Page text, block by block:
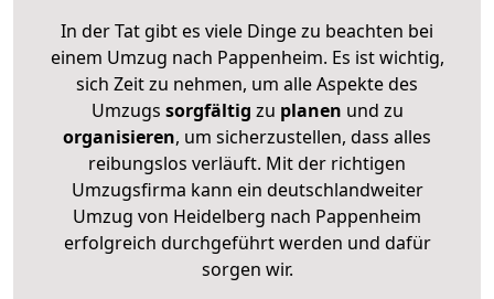
In der Tat gibt es viele Dinge zu beachten bei
einem Umzug nach Pappenheim. Es ist wichtig,
sich Zeit zu nehmen, um alle Aspekte des
Umzugs sorgfältig zu planen und zu
organisieren, um sicherzustellen, dass alles
reibungslos verläuft. Mit der richtigen
Umzugsfirma kann ein deutschlandweiter
Umzug von Heidelberg nach Pappenheim
erfolgreich durchgeführt werden und dafür
sorgen wir.